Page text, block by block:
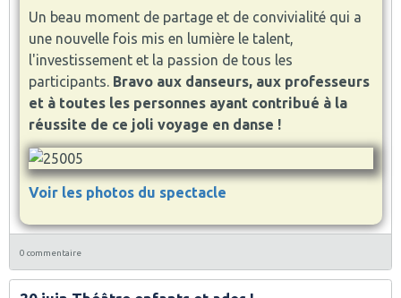
Un beau moment de partage et de convivialité qui a
une nouvelle fois mis en lumière le talent,
l'investissement et la passion de tous les
participants. Bravo aux danseurs, aux professeurs
et à toutes les personnes ayant contribué à la
réussite de ce joli voyage en danse !
Voir les photos du spectacle
0 commentaire